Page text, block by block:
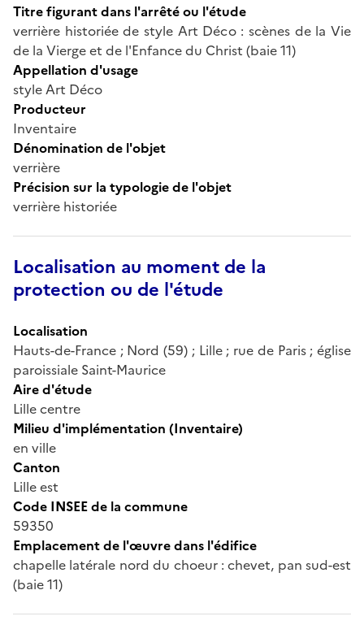
Titre figurant dans l'arrêté ou l'étude
verrière historiée de style Art Déco : scènes de la Vie
de la Vierge et de l'Enfance du Christ (baie 11)
Appellation d'usage
style Art Déco
Producteur
Inventaire
Dénomination de l'objet
verrière
Précision sur la typologie de l'objet
verrière historiée
Localisation au moment de la
protection ou de l'étude
Localisation
Hauts-de-France ; Nord (59) ; Lille ; rue de Paris ; église
paroissiale Saint-Maurice
Aire d'étude
Lille centre
Milieu d'implémentation (Inventaire)
en ville
Canton
Lille est
Code INSEE de la commune
59350
Emplacement de l'œuvre dans l'édifice
chapelle latérale nord du choeur : chevet, pan sud-est
(baie 11)